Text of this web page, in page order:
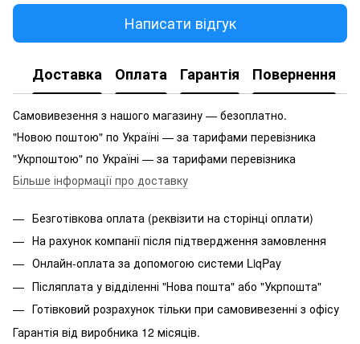
Написати відгук
Доставка Оплата Гарантія Повернення
Самовивезення з нашого магазину — безоплатно.
"Новою поштою" по Україні — за тарифами перевізника
"Укрпоштою" по Україні — за тарифами перевізника
Більше інформації про доставку
Безготівкова оплата (реквізити на сторінці оплати)
На рахунок компанії після підтвердження замовлення
Онлайн-оплата за допомогою системи LiqPay
Післяплата у відділенні "Нова пошта" або "Укрпошта"
Готівковий розрахунок тільки при самовивезенні з офісу
Гарантія від виробника 12 місяців.